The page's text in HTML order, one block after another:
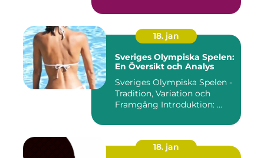
18. jan
Sveriges Olympiska Spelen:
En Översikt och Analys
Sveriges Olympiska Spelen -
Tradition, Variation och
Framgång Introduktion: ...
18. jan